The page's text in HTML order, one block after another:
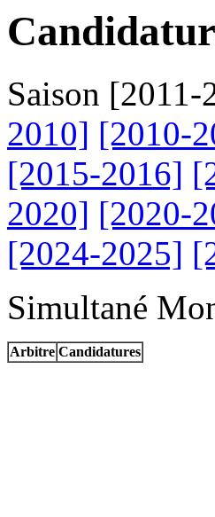
Saison
2010] [2010-
[2015-2016]
2020] [2020-
[2024-2025]
Simultané
Arbitre Candidatures